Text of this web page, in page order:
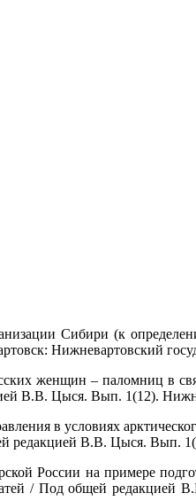
Сибири (к
Нижневартовский
женщин – паломниц в
В.В. Цыся. Вып. 1(12).
в условиях
редакцией В.В. Цыся. Вып.
России на примере
/ Под общей